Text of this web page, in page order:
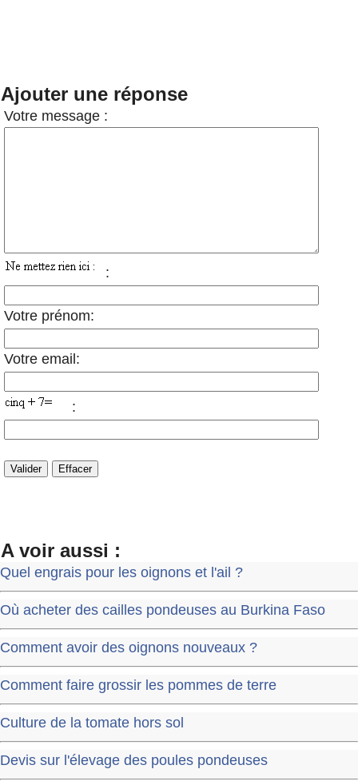
Ajouter une réponse
Votre message :
:
Votre prénom:
Votre email:
:
A voir aussi :
Quel engrais pour les oignons et l'ail ?
Où acheter des cailles pondeuses au Burkina Faso
Comment avoir des oignons nouveaux ?
Comment faire grossir les pommes de terre
Culture de la tomate hors sol
Devis sur l'élevage des poules pondeuses